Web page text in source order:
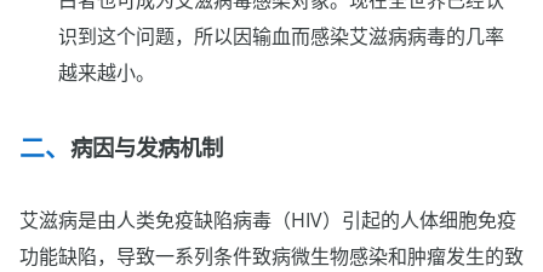
识到这个问题，所以因输血而感染艾滋病病毒的几率
越来越小。
病因与发病机制
艾滋病是由人类免疫缺陷病毒（HIV）引起的人体细胞免疫
功能缺陷，导致一系列条件致病微生物感染和肿瘤发生的致